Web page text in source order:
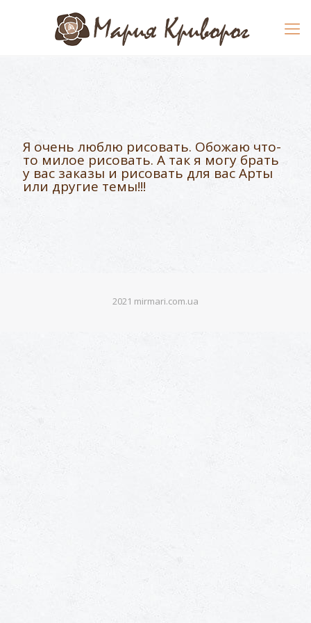
Я очень люблю рисовать. Обожаю что-
то милое рисовать. А так я могу брать
у вас заказы и рисовать для вас Арты
или другие темы!!!
2021 mirmari.com.ua